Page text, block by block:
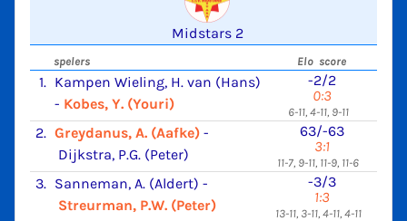
Midstars 2
spelers Elo score
1. Kampen Wieling, H. van (Hans)
- Kobes, Y. (Youri)
-2/2
0:3
6-11, 4-11, 9-11
2. Greydanus, A. (Aafke) -
Dijkstra, P.G. (Peter)
63/-63
3:1
11-7, 9-11, 11-9, 11-6
3. Sanneman, A. (Aldert) -
Streurman, P.W. (Peter)
-3/3
1:3
13-11, 3-11, 4-11, 4-11